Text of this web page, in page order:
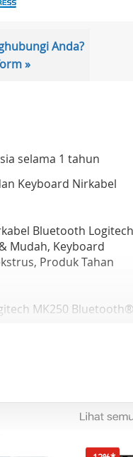
Anda?
»
selama 1 tahun
Keyboard Nirkabel
Bluetooth Logitech
Mudah, Keyboard
Produk Tahan
MK250 Bluetooth®
memerlukan
K250 memiliki desain
andal,
rumah yang sibuk.
yang nyaman dan
dan berpostur dalam